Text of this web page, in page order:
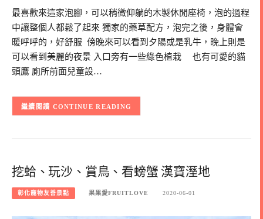
最喜歡來這家泡腳，可以稍微仰躺的木製休閒座椅，泡的過程
中讓整個人都鬆了起來 獨家的藥草配方，泡完之後，身體會
暖呼呼的，好舒服 傍晚來可以看到夕陽或是乳牛，晚上則是
可以看到美麗的夜景 入口旁有一些綠色植栽 也有可愛的貓
頭鷹 廁所前面兒童設…
CONTINUE READING
挖蛤、玩沙、賞鳥、看螃蟹 漢寶溼地
彰化寵物友善景點 果果愛FRUITLOVE 2020-06-01